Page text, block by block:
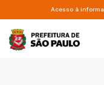
Pular para oAcesso à
Prefeitura